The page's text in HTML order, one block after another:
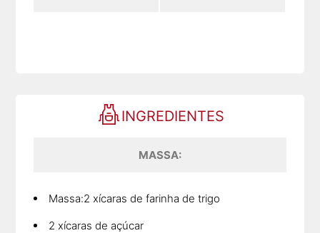
INGREDIENTES
MASSA:
Massa:2 xícaras de farinha de trigo
2 xícaras de açúcar